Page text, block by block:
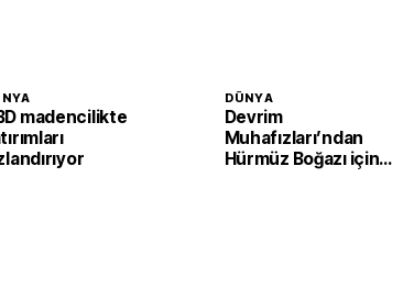
madencilikte
DÜNYA
Devrim
Muhafızları’ndan
Hürmüz Boğazı için